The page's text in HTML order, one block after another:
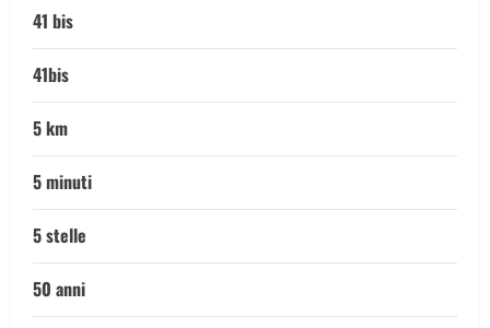
41 bis
41bis
5 km
5 minuti
5 stelle
50 anni